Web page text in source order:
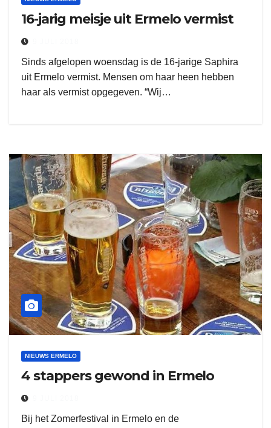
16-jarig meisje uit Ermelo vermist
Sinds afgelopen woensdag is de 16-jarige Saphira
uit Ermelo vermist. Mensen om haar heen hebben
haar als vermist opgegeven. “Wij…
NIEUWS ERMELO
4 stappers gewond in Ermelo
Bij het Zomerfestival in Ermelo en de